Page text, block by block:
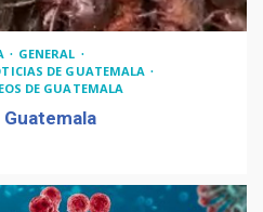
GENERAL
DE GUATEMALA
DE GUATEMALA